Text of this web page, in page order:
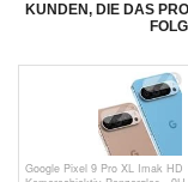
KUNDEN, DIE DAS
Google Pixel 9 Pro XL Imak HD